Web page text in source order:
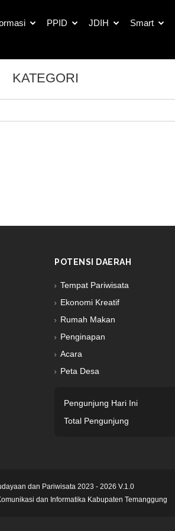
PPID JDIH Smart
KATEGORI
POTENSI DAERAH
Tempat Pariwisata
Ekonomi Kreatif
Rumah Makan
Penginapan
Acara
Peta Desa
Pengunjung Hari Ini
Total Pengunjung
dan Pariwisata 2023 - 2026 V.1.0
dan Informatika Kabupaten Temanggung